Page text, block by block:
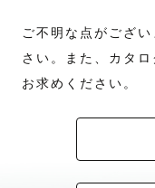
ご不明な点がござ
さい。また、カタ
お求めください。